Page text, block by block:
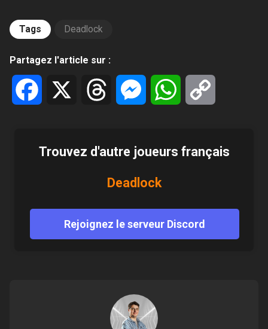
Tags Deadlock
Partagez l'article sur :
Facebook Threads MessengerWhatsApp
Trouvez d'autre joueurs français
Deadlock
Rejoignez le serveur Discord